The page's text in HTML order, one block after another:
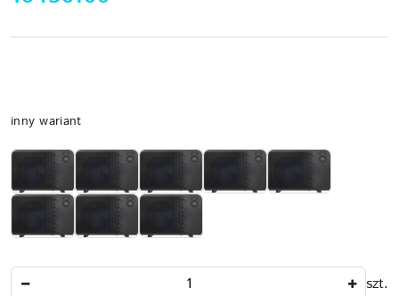
Wariant
inny wariant
szt.